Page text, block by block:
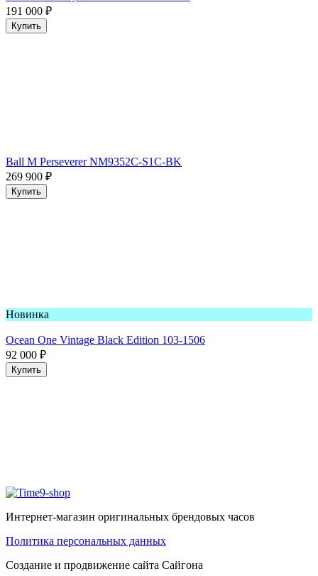
191 000 ₽
Купить
Ball M Perseverer NM9352C-S1C-BK
269 900 ₽
Купить
Новинка
Ocean One Vintage Black Edition 103-1506
92 000 ₽
Купить
Интернет-магазин оригинальных брендовых часов
Политика персональных данных
Создание и продвижение сайта Сайгона